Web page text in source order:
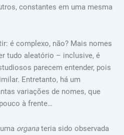
constantes em uma mesma
é complexo, não? Mais nomes
tudo aleatório – inclusive, é
parecem entender, pois
Entretanto, há um
variações de nomes, que
à frente…
organateria sido observada